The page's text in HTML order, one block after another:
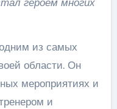
из самых
области. Он
мероприятиях и
и